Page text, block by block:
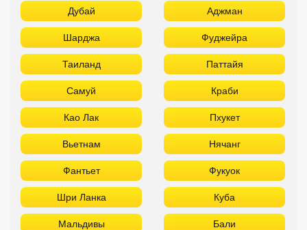
Дубай Аджман
Шарджа Фуджейра
Таиланд Паттайя
Самуй Краби
Као Лак Пхукет
Вьетнам Нячанг
Фантьет Фукуок
Шри Ланка Куба
Мальдивы Бали